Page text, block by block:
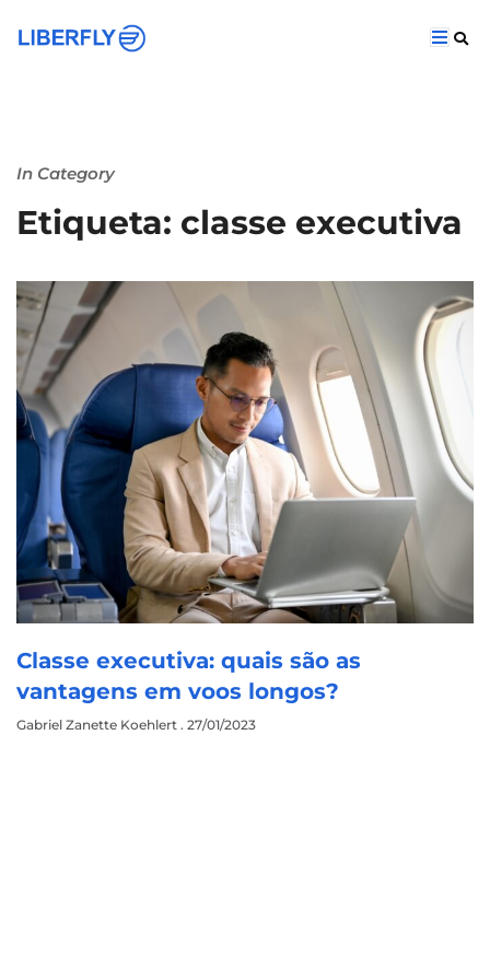
In Category
Etiqueta: classe executiva
Classe executiva: quais são as
vantagens em voos longos?
Gabriel Zanette Koehlert 27/01/2023